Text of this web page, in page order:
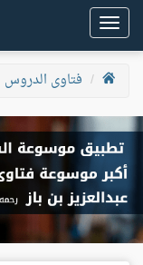
Toggle
navigation
فتاوى الدروس